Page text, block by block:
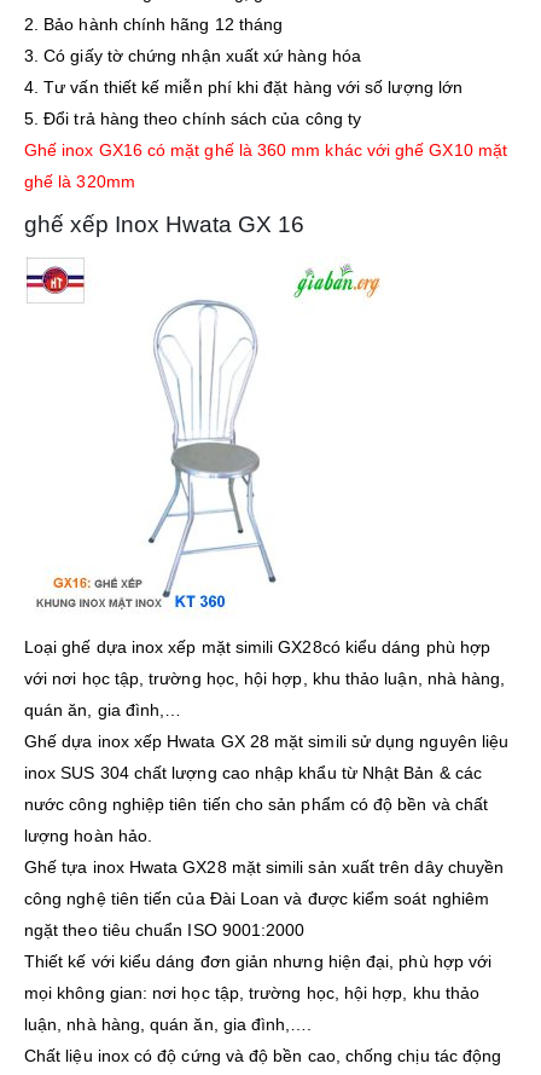
2. Bảo hành chính hãng 12 tháng
3. Có giấy tờ chứng nhận xuất xứ hàng hóa
4. Tư vấn thiết kế miễn phí khi đặt hàng với số lượng lớn
5. Đổi trả hàng theo chính sách của công ty
Ghế inox GX16 có mặt ghế là 360 mm khác với ghế GX10 mặt
ghế là 320mm
ghế xếp Inox Hwata GX 16
Loại ghế dựa inox xếp mặt simili GX28có kiểu dáng phù hợp
với nơi học tập, trường học, hội hợp, khu thảo luận, nhà hàng,
quán ăn, gia đình,…
Ghế dựa inox xếp Hwata GX 28 mặt simili sử dụng nguyên liệu
inox SUS 304 chất lượng cao nhập khẩu từ Nhật Bản & các
nước công nghiệp tiên tiến cho sản phẩm có độ bền và chất
lượng hoàn hảo.
Ghế tựa inox Hwata GX28 mặt simili sản xuất trên dây chuyền
công nghệ tiên tiến của Đài Loan và được kiểm soát nghiêm
ngặt theo tiêu chuẩn ISO 9001:2000
Thiết kế với kiểu dáng đơn giản nhưng hiện đại, phù hợp với
mọi không gian: nơi học tập, trường học, hội hợp, khu thảo
luận, nhà hàng, quán ăn, gia đình,….
Chất liệu inox có độ cứng và độ bền cao, chống chịu tác động